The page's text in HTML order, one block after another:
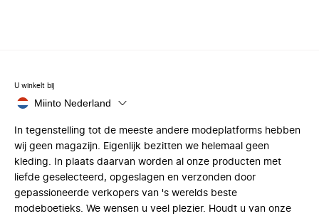
U winkelt bij
Miinto Nederland
In tegenstelling tot de meeste andere modeplatforms hebben
wij geen magazijn. Eigenlijk bezitten we helemaal geen
kleding. In plaats daarvan worden al onze producten met
liefde geselecteerd, opgeslagen en verzonden door
gepassioneerde verkopers van 's werelds beste
modeboetieks. We wensen u veel plezier. Houdt u van onze